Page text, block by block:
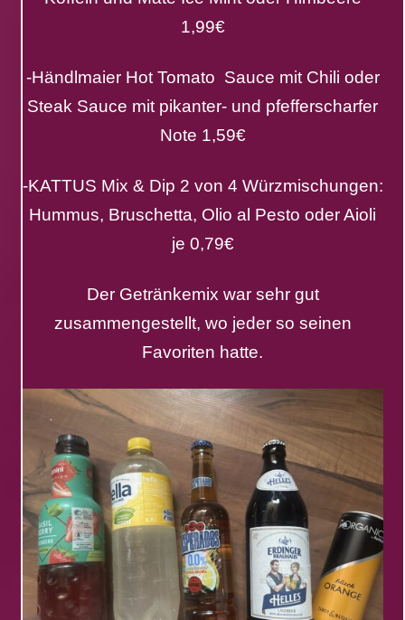
1,99€
-Händlmaier Hot Tomato Sauce mit Chili oder
Steak Sauce mit pikanter- und pfefferscharfer
Note 1,59€
-KATTUS Mix & Dip 2 von 4 Würzmischungen:
Hummus, Bruschetta, Olio al Pesto oder Aioli
je 0,79€
Der Getränkemix war sehr gut
zusammengestellt, wo jeder so seinen
Favoriten hatte.